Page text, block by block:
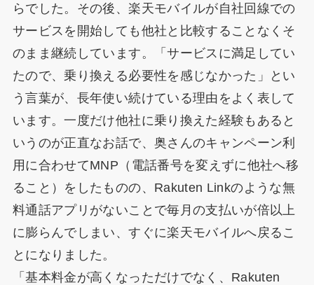
らでした。その後、楽天モバイルが自社回線での
サービスを開始しても他社と比較することなくそ
のまま継続しています。「サービスに満足してい
たので、乗り換える必要性を感じなかった」とい
う言葉が、長年使い続けている理由をよく表して
います。一度だけ他社に乗り換えた経験もあると
いうのが正直なお話で、奥さんのキャンペーン利
用に合わせてMNP（電話番号を変えずに他社へ移
ること）をしたものの、Rakuten Linkのような無
料通話アプリがないことで毎月の支払いが倍以上
に膨らんでしまい、すぐに楽天モバイルへ戻るこ
とになりました。
「基本料金が高くなっただけでなく、Rakuten